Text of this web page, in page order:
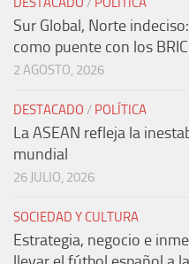
Sur Global, Norte
como puente con los
2 AGOSTO, 2026
DESTACADO / POLÍTICA
La ASEAN refleja la
mundial
26 JULIO, 2026
SOCIEDAD Y CULTURA
Estrategia, negocio e